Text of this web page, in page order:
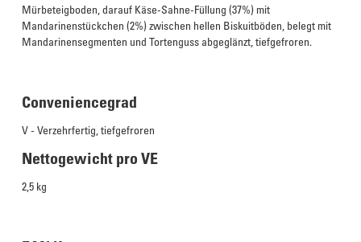
Mürbeteigboden, darauf Käse-Sahne-Füllung (37%) mit
Mandarinenstückchen (2%) zwischen hellen Biskuitböden, belegt mit
Mandarinensegmenten und Tortenguss abgeglänzt, tiefgefroren.
Conveniencegrad
V - Verzehrfertig, tiefgefroren
Nettogewicht pro VE
2,5 kg